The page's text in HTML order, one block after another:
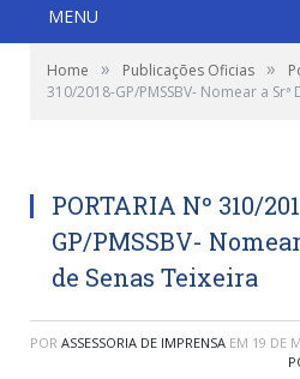
MENU
Home » Publicações Oficias »
310/2018-GP/PMSSBV- Nomear a
PORTARIA Nº 310/
GP/PMSSBV-
de Senas Teixeira
POR ASSESSORIA DE IMPRENSA EM 19 DE